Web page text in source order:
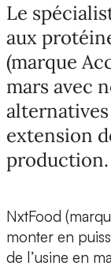
Le
aux
(marque
mars avec
extension
production.
NxtFood
monter en
de l’usine en